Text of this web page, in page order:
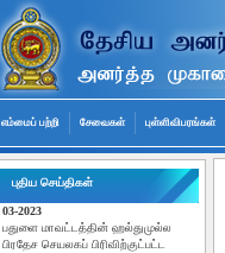
எம்மைப் பற்றி சேவைகள் புள்ளிவிபரங்கள்
புதிய செய்திகள்
பூனாகலை கபரகல மண்சரிவு -19-
03-2023
பதுளை மாவட்டத்தின் ஹல்துமுல்ல
பிரதேச செயலகப் பிரிவிற்குட்பட்ட
பூனாகலை கபரகல பிரிவில்
நேற்றிரவு (மார்ச் 19, 2023) ஏற்பட்ட